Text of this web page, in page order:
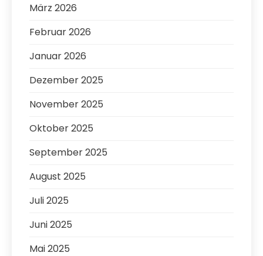
März 2026
Februar 2026
Januar 2026
Dezember 2025
November 2025
Oktober 2025
September 2025
August 2025
Juli 2025
Juni 2025
Mai 2025